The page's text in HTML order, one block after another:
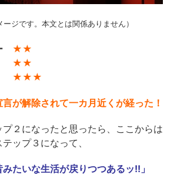
ージです。本文とは関係ありません）
★★
★★
★★★
が解除されて一カ月近くが経った！
２になったと思ったら、ここからは
ップ３になって、
みたいな生活が戻りつつあるッ!!」